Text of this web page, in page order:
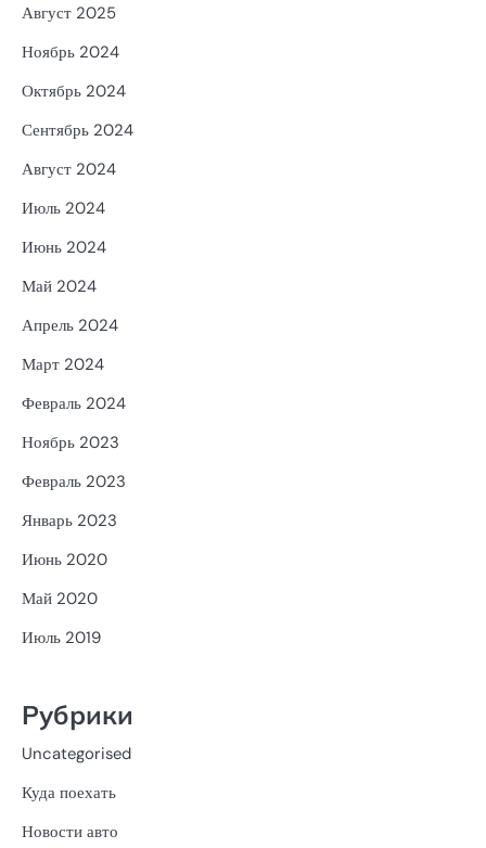
Август 2025
Ноябрь 2024
Октябрь 2024
Сентябрь 2024
Август 2024
Июль 2024
Июнь 2024
Май 2024
Апрель 2024
Март 2024
Февраль 2024
Ноябрь 2023
Февраль 2023
Январь 2023
Июнь 2020
Май 2020
Июль 2019
Рубрики
Uncategorised
Куда поехать
Новости авто